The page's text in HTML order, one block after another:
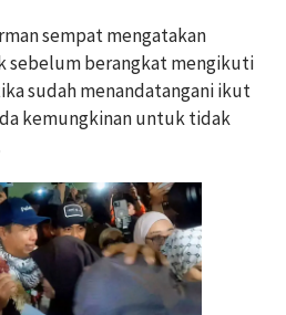
sempat mengatakan
sebelum berangkat mengikuti
sudah menandatangani ikut
kemungkinan untuk tidak